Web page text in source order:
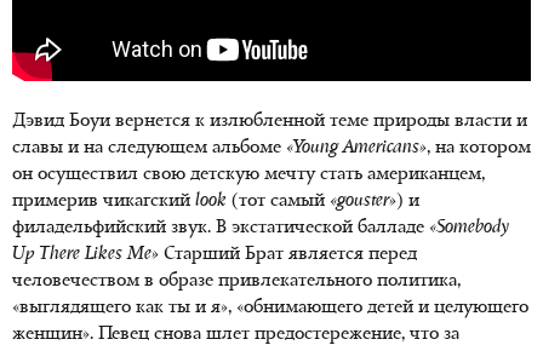
Дэвид Боуи вернется к излюбленной теме природы власти и
славы и на следующем альбоме «Young Americans», на котором
он осуществил свою детскую мечту стать американцем,
примерив чикагский look (тот самый «gouster») и
филадельфийский звук. В экстатической балладе «Somebody
Up There Likes Me» Старший Брат является перед
человечеством в образе привлекательного политика,
«выглядящего как ты и я», «обнимающего детей и целующего
женщин». Певец снова шлет предостережение, что за